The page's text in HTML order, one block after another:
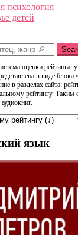
психология
детей
оценки рейтинга
в виде блока
в разделах сайта:
рейтингу.
язык